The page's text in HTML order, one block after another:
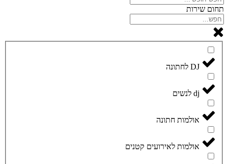
תחום שירות
DJ לחתונה
dj לנשים
אולמות חתונה
אולמות לאירועים קטנים